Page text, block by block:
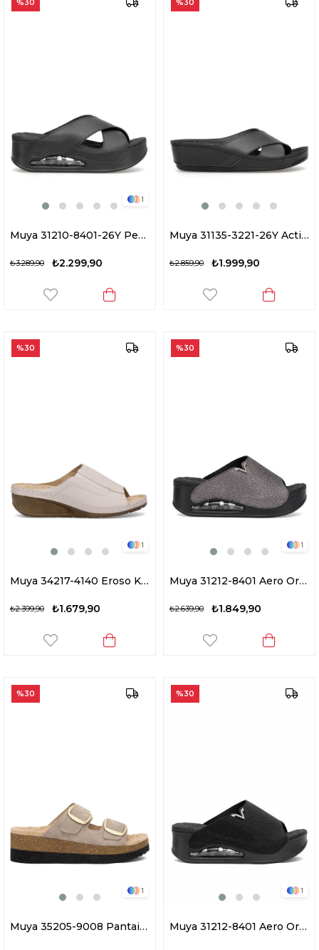
1
Muya 31210-8401-26Y Penelope Kadın Ortopedik Dolgu Topuk Terlik Siyah
₺2.299,90
₺3.289,90
%30
Muya 31135-3221-26Y Active Kadın Ortopedik Dolgu Topuk Terlik Siyah
₺1.999,90
₺2.859,90
%30
1
Muya 34217-4140 Eroso Kadın Ortopedik Dolgu Topuk Terlik Krem
₺1.679,90
₺2.399,90
%30
1
Muya 31212-8401 Aero Ortopedik Dolgu Topuk Terlik Füme
₺1.849,90
₺2.639,90
%30
1
Muya 35205-9008 Pantai Kadın Ortopedik Dolgu Topuk Terlik Krem
%30
1
Muya 31212-8401 Aero Ortopedik Dolgu Topuk Terlik Siyah
%30